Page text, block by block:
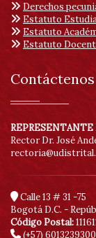
Derechos
Estatuto
Estatuto
Estatuto
Contáctenos
REPRESENTANTE
Rector Dr. José
Calle 13 # 31 -75
Bogotá D.C. -
Código Postal:
(+57) 6013239300